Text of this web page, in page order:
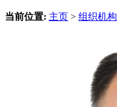
当前位置: 主页 > 组织机构